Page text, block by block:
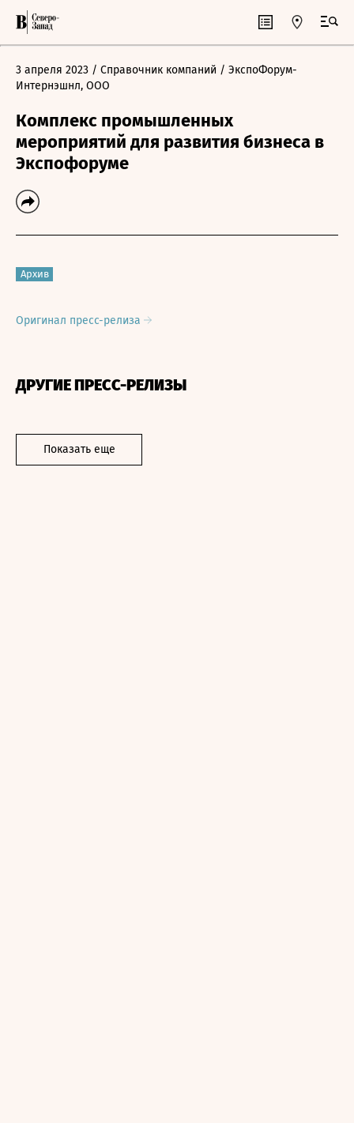
3 апреля 2023 / Справочник компаний / ЭкспоФорум-
Интернэшнл, ООО
Комплекс промышленных
мероприятий для развития бизнеса в
Экспофоруме
Архив
Оригинал пресс-релиза
ДРУГИЕ ПРЕСС-РЕЛИЗЫ
Показать еще